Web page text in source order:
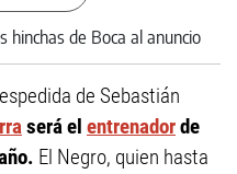
de Sebastián
será el entrenadorde
El Negro, quien hasta